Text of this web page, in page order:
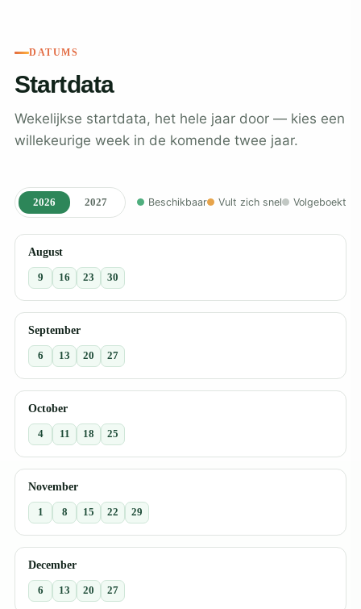
DATUMS
Startdata
Wekelijkse startdata, het hele jaar door — kies een
willekeurige week in de komende twee jaar.
2026 2027 Beschikbaar Vult zich snel Volgeboekt
August
9 16 23 30
September
6 13 20 27
October
4 11 18 25
November
1 8 15 22 29
December
6 13 20 27